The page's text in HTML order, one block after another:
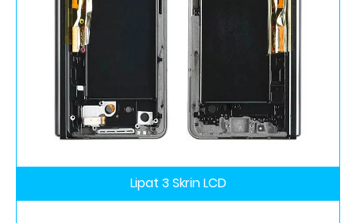
Lipat 3 Skrin LCD